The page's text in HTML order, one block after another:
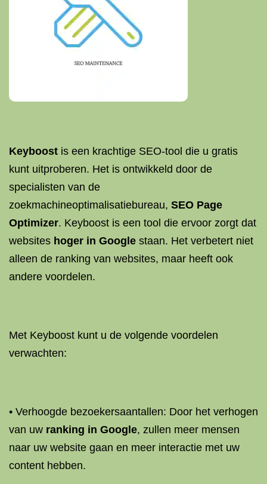
Keyboost is een krachtige SEO-tool die u gratis
kunt uitproberen. Het is ontwikkeld door de
specialisten van de
zoekmachineoptimalisatiebureau, SEO Page
Optimizer. Keyboost is een tool die ervoor zorgt dat
websites hoger in Google staan. Het verbetert niet
alleen de ranking van websites, maar heeft ook
andere voordelen.
Met Keyboost kunt u de volgende voordelen
verwachten:
• Verhoogde bezoekersaantallen: Door het verhogen
van uw ranking in Google, zullen meer mensen
naar uw website gaan en meer interactie met uw
content hebben.